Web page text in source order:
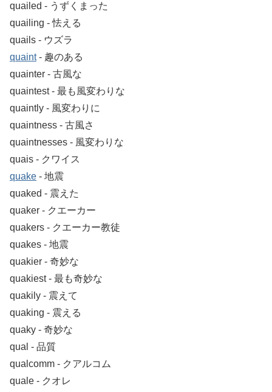
quailed ‐ うずくまった
quailing ‐ 怯える
quails ‐ ウズラ
quaint‐ 趣のある
quainter ‐ 古風な
quaintest ‐ 最も風変わりな
quaintly ‐ 風変わりに
quaintness ‐ 古風さ
quaintnesses ‐ 風変わりな
quais ‐ クワイス
quake ‐ 地震
quaked ‐ 震えた
quaker ‐ クエーカー
quakers ‐ クエーカー教徒
quakes ‐ 地震
quakier ‐ 奇妙な
quakiest ‐ 最も奇妙な
quakily ‐ 震えて
quaking ‐ 震える
quaky ‐ 奇妙な
qual ‐ 品質
qualcomm ‐ クアルコム
quale ‐ クオレ